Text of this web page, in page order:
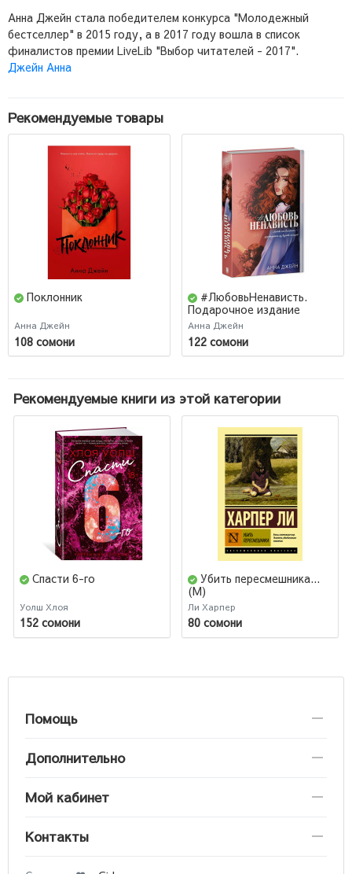
Анна Джейн стала победителем конкурса "Молодежный
бестселлер" в 2015 году, а в 2017 году вошла в список
финалистов премии LiveLib "Выбор читателей - 2017".
Джейн Анна
Рекомендуемые товары
Поклонник
Анна Джейн
108 сомони
#ЛюбовьНенависть.
Подарочное издание
Анна Джейн
122 сомони
Рекомендуемые книги из этой категории
Спасти 6-го
Уолш Хлоя
152 сомони
Убить пересмешника...
(М)
Ли Харпер
80 сомони
Помощь
Дополнительно
Мой кабинет
Контакты